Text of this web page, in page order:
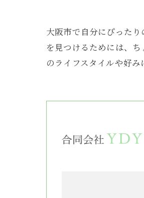
大阪市で自分にぴった
を見つけるためには、
のライフスタイルや好み